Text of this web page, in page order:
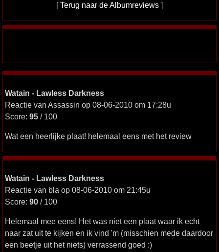
[Terug naar de Albumreviews ]
Watain - Lawless Darkness
Reactie van Assassin op 08-06-2010 om 17:28u
Score: 95 / 100
Wat een heerlijke plaat! helemaal eens met het review
Watain - Lawless Darkness
Reactie van bla op 08-06-2010 om 21:45u
Score: 90 / 100
Helemaal mee eens! Het was niet een plaat waar ik echt
naar zat uit te kijken en ik vind 'm (misschien mede daardoor
een beetje uit het niets) verrassend goed :)